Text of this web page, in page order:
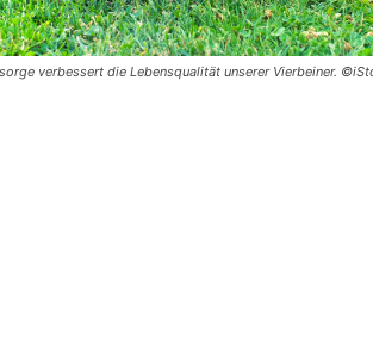
verbessert die Lebensqualität unserer Vierbeiner.